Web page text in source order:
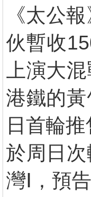
《太公
伙暫收
上演大
港鐵的
日首輪
於周日
灣Ⅰ，預